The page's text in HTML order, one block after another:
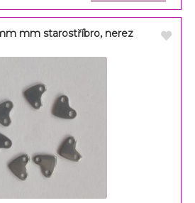
mm starostříbro, nerez